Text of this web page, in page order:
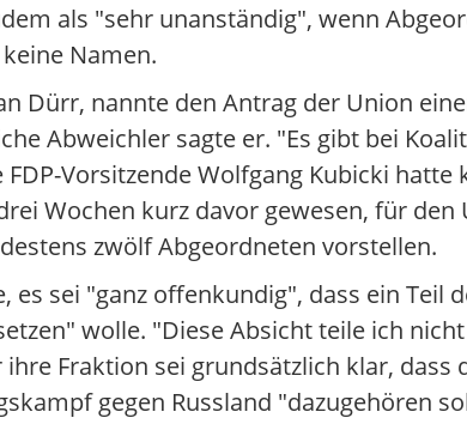
als "sehr unanständig", wenn
Namen.
Dürr, nannte den Antrag der Union
Abweichler sagte er. "Es gibt bei
Vorsitzende Wolfgang Kubicki hatte
Wochen kurz davor gewesen, für den
zwölf Abgeordneten vorstellen.
es sei "ganz offenkundig", dass ein Teil
wolle. "Diese Absicht teile ich
Fraktion sei grundsätzlich klar, dass
gegen Russland "dazugehören